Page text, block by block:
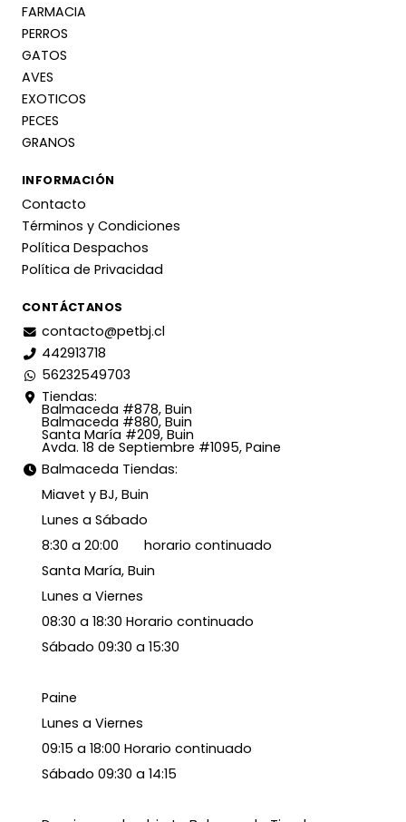
FARMACIA
PERROS
GATOS
AVES
EXOTICOS
PECES
GRANOS
INFORMACIÓN
Contacto
Términos y Condiciones
Política Despachos
Política de Privacidad
CONTÁCTANOS
contacto@petbj.cl
442913718
56232549703
Tiendas:
Balmaceda #878, Buin
Balmaceda #880, Buin
Santa María #209, Buin
Avda. 18 de Septiembre #1095, Paine
Balmaceda Tiendas:
Miavet y BJ, Buin
Lunes a Sábado
8:30 a 20:00 horario continuado
Santa María, Buin
Lunes a Viernes
08:30 a 18:30 Horario continuado
Sábado 09:30 a 15:30
Paine
Lunes a Viernes
09:15 a 18:00 Horario continuado
Sábado 09:30 a 14:15